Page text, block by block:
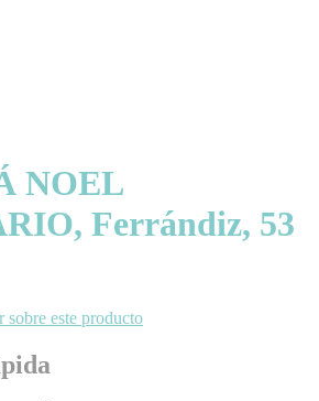
NOEL
Ferrándiz, 53
sobre este producto